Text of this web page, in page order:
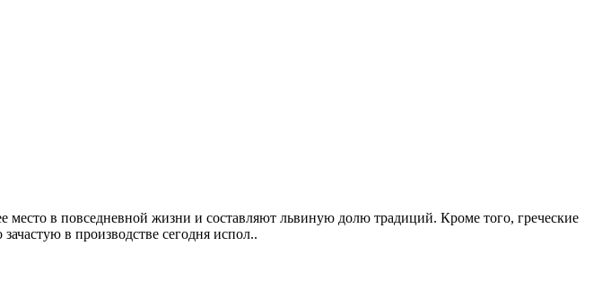
в повседневной жизни и составляют львиную долю традиций. Кроме того, греческие
в производстве сегодня испол..